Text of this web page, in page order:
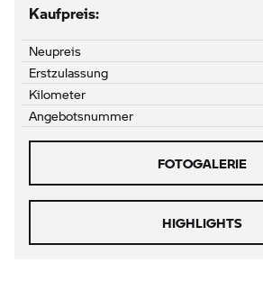
Kaufpreis:
Neupreis
Erstzulassung
Kilometer
Angebotsnummer
FOTOGALERIE
HIGHLIGHTS